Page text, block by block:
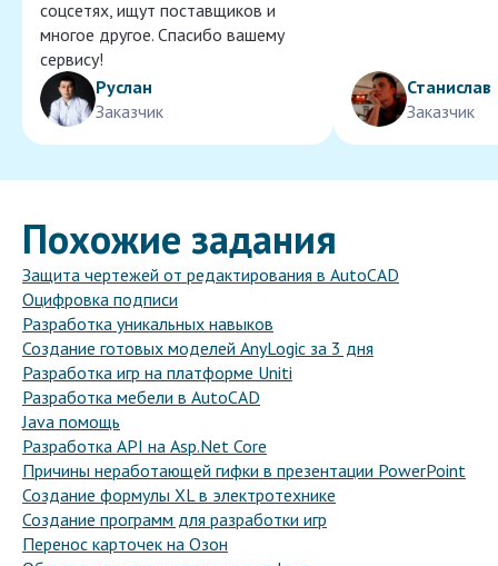
соцсетях, ищут поставщиков и
многое другое. Спасибо вашему
сервису!
Руслан
Заказчик
Станислав
Заказчик
Похожие задания
Защита чертежей от редактирования в AutoCAD
Оцифровка подписи
Разработка уникальных навыков
Создание готовых моделей AnyLogic за 3 дня
Разработка игр на платформе Uniti
Разработка мебели в AutoCAD
Java помощь
Разработка API на Asp.Net Core
Причины неработающей гифки в презентации PowerPoint
Создание формулы XL в электротехнике
Создание программ для разработки игр
Перенос карточек на Озон